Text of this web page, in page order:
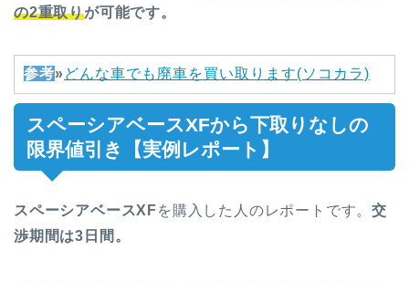
の2重取りが可能です。
参考»どんな車でも廃車を買い取ります(ソコカラ)
スペーシアベースXFから下取りなしの
限界値引き【実例レポート】
スペーシアベースXFを購入した人のレポートです。交
渉期間は3日間。